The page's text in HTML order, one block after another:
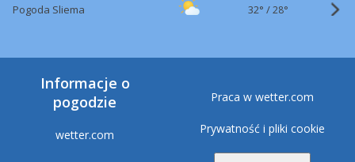
Pogoda Sliema 32° /28°
Informacje o
pogodzie
wetter.com
Praca w wetter.com
Prywatność i pliki cookie